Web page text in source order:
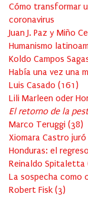
Cómo transformar
coronavirus
Juan J. Paz y Miño
Humanismo
Koldo Campos
Había una vez una
Luis Casado (161 )
Lili Marleen oder
El retorno de la
Marco Teruggi (38)
Xiomara Castro
Honduras: el
Reinaldo Spitaletta
La sospecha como
Robert Fisk (3)